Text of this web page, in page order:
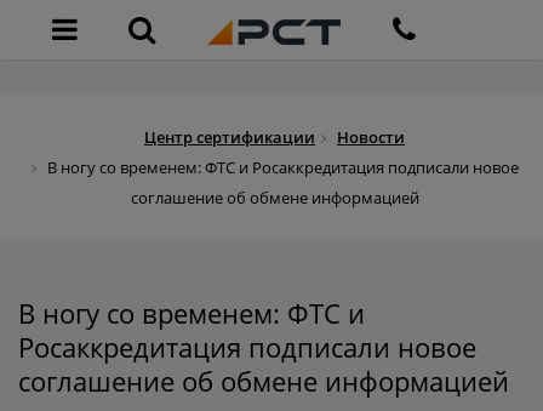
Центр сертификации
Новости
В ногу со временем: ФТС и Росаккредитация подписали новое
соглашение об обмене информацией
В ногу со временем: ФТС и
Росаккредитация подписали новое
соглашение об обмене информацией